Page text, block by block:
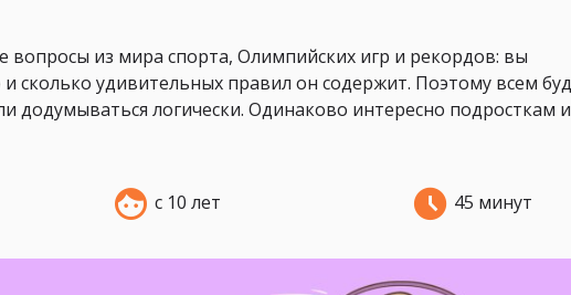
вопросы из мира спорта, Олимпийских игр и рекордов: вы
сколько удивительных правил он содержит. Поэтому всем
додумываться логически. Одинаково интересно подросткам и
с 10 лет 45 минут